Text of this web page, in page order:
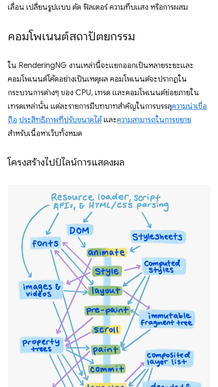
เลื่อน เปลี่ยนรูปแบบ ตัด ฟิลเตอร์ ความทึบแสง หรือการผสม
คอมโพเนนต์สถาปัตยกรรม
ใน RenderingNG งานเหล่านี้จะแยกออกเป็นหลายระยะและ
คอมโพเนนต์โค้ดอย่างเป็นเหตุผล คอมโพเนนต์จะปรากฏใน
กระบวนการต่างๆ ของ CPU, เทรด และคอมโพเนนต์ย่อยภายใน
เทรดเหล่านั้น แต่ละรายการมีบทบาทสำคัญในการบรรลุความน่าเชื่อ
ถือ ประสิทธิภาพที่ปรับขนาดได้และความสามารถในการขยาย
สำหรับเนื้อหาเว็บทั้งหมด
โครงสร้างไปป์ไลน์การแสดงผล